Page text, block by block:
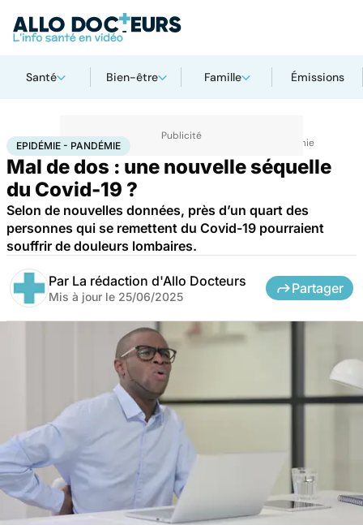
Santé Bien-être Famille Émissions
AccueilSantéMaladiesMaladies infectieuses Epidémie - Pandémie
EPIDÉMIE - PANDÉMIE
Mal de dos : une nouvelle séquelle
du Covid-19 ?
Selon de nouvelles données, près d’un quart des
personnes qui se remettent du Covid-19 pourraient
souffrir de douleurs lombaires.
Par La rédaction d'Allo Docteurs
Mis à jour le 25/06/2025
Partager